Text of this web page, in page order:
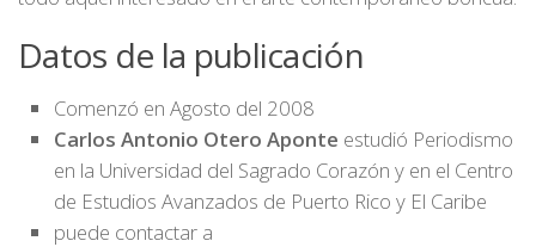
Datos de la publicación
Comenzó en Agosto del 2008
Carlos Antonio Otero Aponte estudió Periodismo
en la Universidad del Sagrado Corazón y en el Centro
de Estudios Avanzados de Puerto Rico y El Caribe
puede contactar a